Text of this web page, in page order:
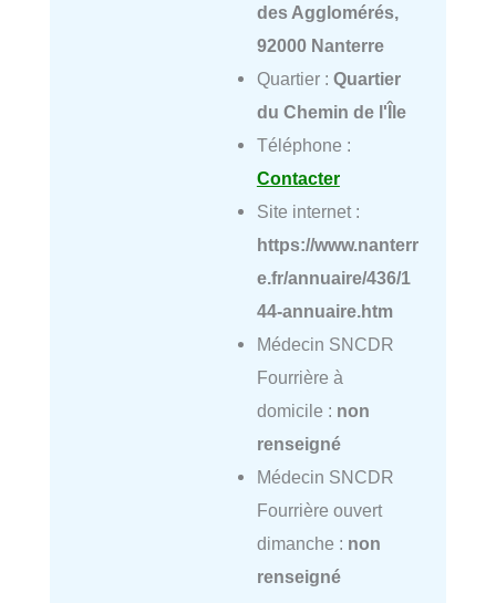
des Agglomérés,
92000 Nanterre
Quartier : Quartier
du Chemin de l'Île
Téléphone :
Contacter
Site internet :
https://www.nanterr
e.fr/annuaire/436/1
44-annuaire.htm
Médecin SNCDR
Fourrière à
domicile : non
renseigné
Médecin SNCDR
Fourrière ouvert
dimanche : non
renseigné